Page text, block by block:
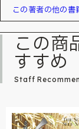
この著者の他の書
この商
すすめ
Staff